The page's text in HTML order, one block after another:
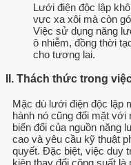
Lưới điện độc lập
vực xa xôi mà còn
Việc sử dụng năng
ô nhiễm, đồng thời
cho tương lai.
II. Thách thức trong
Mặc dù lưới điện độc lập
hành nó cũng đối mặt
biến đổi của nguồn năng
cao và yêu cầu kỹ thuật
quyết. Đặc biệt, việc duy
kiện thay đổi công suất